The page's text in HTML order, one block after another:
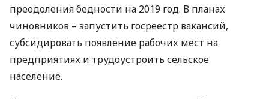
преодоления бедности на 2019 год. В планах
чиновников – запустить госреестр вакансий,
субсидировать появление рабочих мест на
предприятиях и трудоустроить сельское
население.